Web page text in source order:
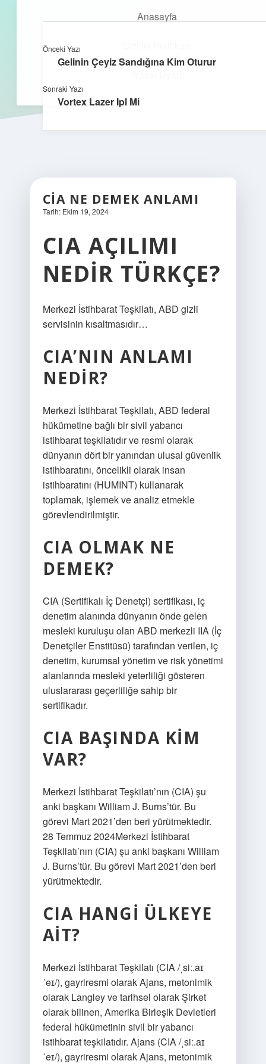
Anasayfa
aç
kefa.com.tr
CIA NE DEMEK ANLAMI
Tarih: Ekim 19, 2024
CIA AÇILIMI
NEDIR TÜRKÇE?
Merkezi İstihbarat Teşkilatı, ABD gizli
servisinin kısaltmasıdır…
CIA’NIN ANLAMI
NEDIR?
Merkezi İstihbarat Teşkilatı, ABD federal
hükümetine bağlı bir sivil yabancı
istihbarat teşkilatıdır ve resmi olarak
dünyanın dört bir yanından ulusal güvenlik
istihbaratını, öncelikli olarak insan
istihbaratını (HUMINT) kullanarak
toplamak, işlemek ve analiz etmekle
görevlendirilmiştir.
CIA OLMAK NE
DEMEK?
CIA (Sertifikalı İç Denetçi) sertifikası, iç
denetim alanında dünyanın önde gelen
mesleki kuruluşu olan ABD merkezli IIA (İç
Denetçiler Enstitüsü) tarafından verilen, iç
denetim, kurumsal yönetim ve risk yönetimi
alanlarında mesleki yeterliliği gösteren
uluslararası geçerliliğe sahip bir
sertifikadır.
CIA BAŞINDA KIM
VAR?
Merkezi İstihbarat Teşkilatı’nın (CIA) şu
anki başkanı William J. Burns’tür. Bu
görevi Mart 2021’den beri yürütmektedir.
28 Temmuz 2024Merkezi İstihbarat
Teşkilatı’nın (CIA) şu anki başkanı William
J. Burns’tür. Bu görevi Mart 2021’den beri
yürütmektedir.
CIA HANGI ÜLKEYE
AIT?
Merkezi İstihbarat Teşkilatı (CIA /ˌsiː.aɪ
ˈeɪ/), gayriresmi olarak Ajans, metonimik
olarak Langley ve tarihsel olarak Şirket
olarak bilinen, Amerika Birleşik Devletleri
federal hükümetinin sivil bir yabancı
istihbarat teşkilatıdır. Ajans (CIA /ˌsiː.aɪ
ˈeɪ/), gayriresmi olarak Ajans, metonimik
Önceki Yazı
Gelinin Çeyiz Sandığına Kim Oturur
Sonraki Yazı
Vortex Lazer Ipl Mi